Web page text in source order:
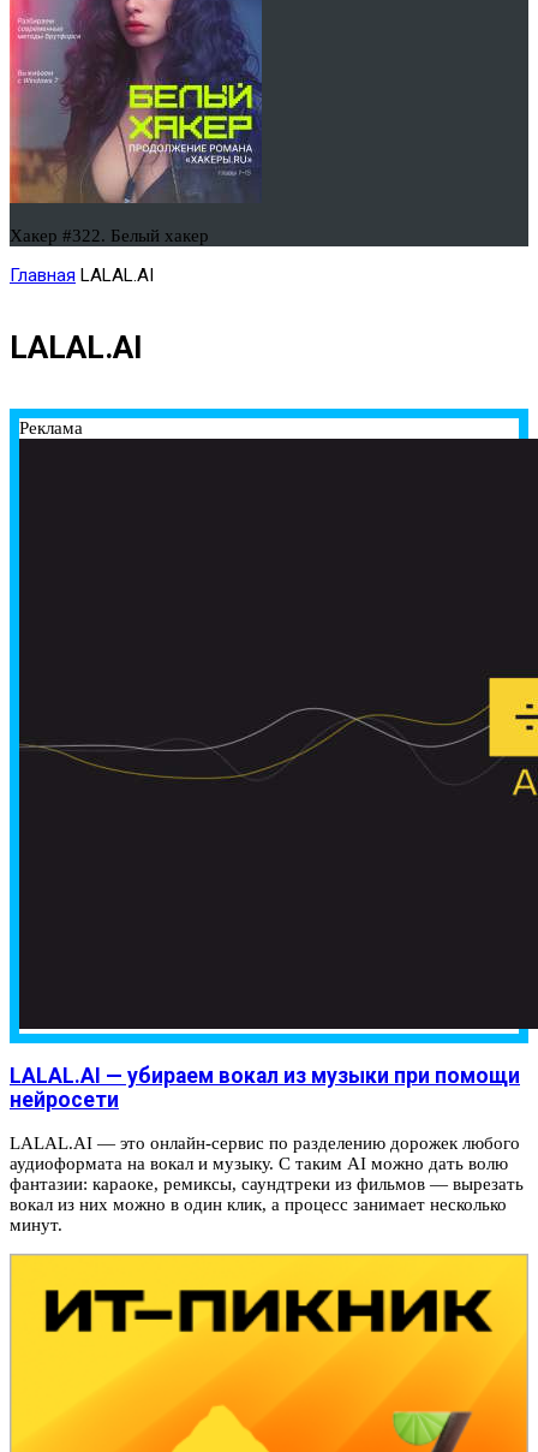
Хакер #322. Белый хакер
Главная LALAL.AI
LALAL.AI
Реклама
LALAL.AI — убираем вокал из музыки при помощи
нейросети
LALAL.AI — это онлайн-сервис по разделению дорожек любого
аудиоформата на вокал и музыку. С таким AI можно дать волю
фантазии: караоке, ремиксы, саундтреки из фильмов — вырезать
вокал из них можно в один клик, а процесс занимает несколько
минут.